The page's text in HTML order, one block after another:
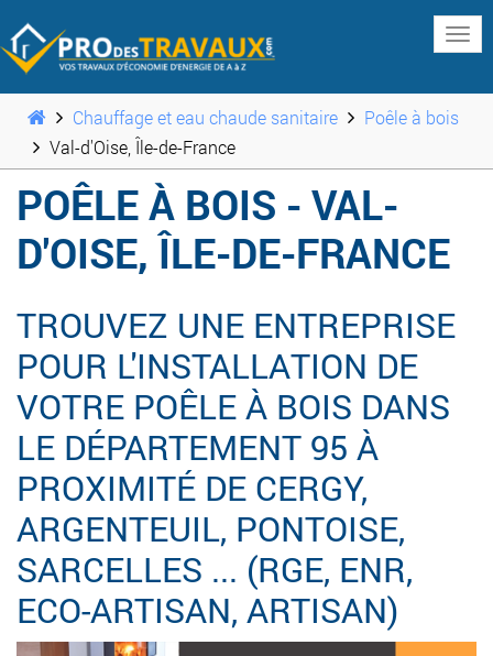
Chauffage et eau chaude sanitaire
Poêle à bois
Val-d'Oise, Île-de-France
POÊLE À BOIS - VAL-
D'OISE, ÎLE-DE-FRANCE
TROUVEZ UNE ENTREPRISE
POUR L'INSTALLATION DE
VOTRE POÊLE À BOIS DANS
LE DÉPARTEMENT 95 À
PROXIMITÉ DE CERGY,
ARGENTEUIL, PONTOISE,
SARCELLES ... (RGE, ENR,
ECO-ARTISAN, ARTISAN)